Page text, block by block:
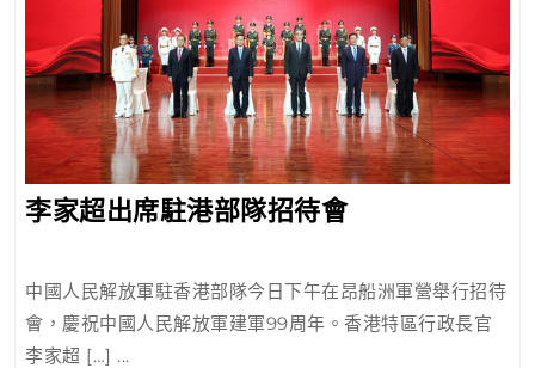
李家超出席駐港部隊招待會李
出
席
中國人民解放軍駐香港部隊今日下午在昂船洲軍營舉行招待
會，慶祝中國人民解放軍建軍99周年。香港特區行政長官
李家超 […] ...